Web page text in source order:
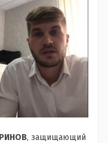
, защищающий